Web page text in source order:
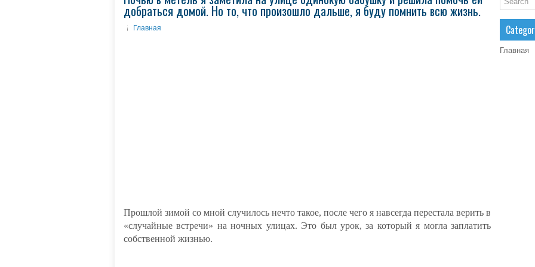
добраться домой. Но то, что произошло дальше, я буду помнить всю жизнь.
Главная
Прошлой зимой со мной случилось нечто такое, после чего я навсегда перестала верить в
«случайные встречи» на ночных улицах. Это был урок, за который я могла заплатить
собственной жизнью.
Главная